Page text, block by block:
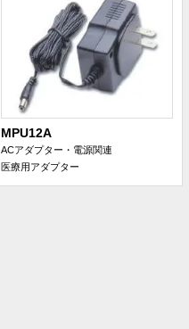
MPU12A
ACアダプター・電源関連
医療用アダプター